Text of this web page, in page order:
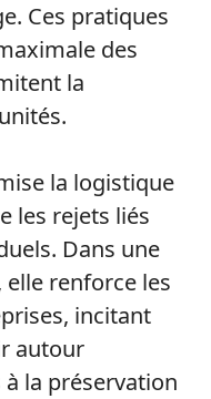
Ces pratiques
des
la
la logistique
les rejets liés
Dans une
renforce les
incitant
autour
la préservation